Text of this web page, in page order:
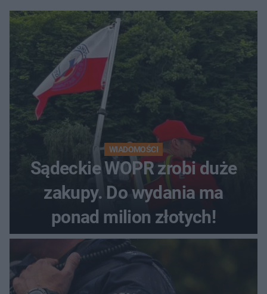
WIADOMOŚCI
Sądeckie WOPR zrobi duże
zakupy. Do wydania ma
ponad milion złotych!